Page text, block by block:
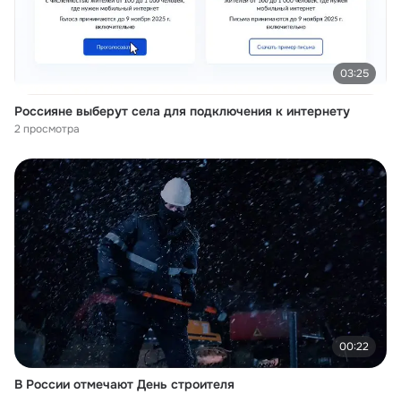
03:25
Россияне выберут села для подключения к интернету
2 просмотра
00:22
В России отмечают День строителя